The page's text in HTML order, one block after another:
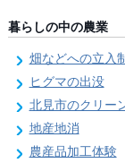
暮らしの中の農業
畑などへの立入
ヒグマの出没
北見市のクリー
地産地消
農産品加工体験